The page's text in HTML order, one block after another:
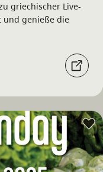
griechischer Live-
und genieße die